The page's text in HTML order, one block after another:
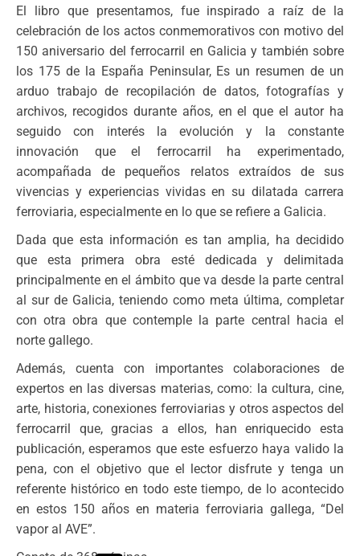
El libro que presentamos, fue inspirado a raíz de la
celebración de los actos conmemorativos con motivo del
150 aniversario del ferrocarril en Galicia y también sobre
los 175 de la España Peninsular, Es un resumen de un
arduo trabajo de recopilación de datos, fotografías y
archivos, recogidos durante años, en el que el autor ha
seguido con interés la evolución y la constante
innovación que el ferrocarril ha experimentado,
acompañada de pequeños relatos extraídos de sus
vivencias y experiencias vividas en su dilatada carrera
ferroviaria, especialmente en lo que se refiere a Galicia.
Dada que esta información es tan amplia, ha decidido
que esta primera obra esté dedicada y delimitada
principalmente en el ámbito que va desde la parte central
al sur de Galicia, teniendo como meta última, completar
con otra obra que contemple la parte central hacia el
norte gallego.
Además, cuenta con importantes colaboraciones de
expertos en las diversas materias, como: la cultura, cine,
arte, historia, conexiones ferroviarias y otros aspectos del
ferrocarril que, gracias a ellos, han enriquecido esta
publicación, esperamos que este esfuerzo haya valido la
pena, con el objetivo que el lector disfrute y tenga un
referente histórico en todo este tiempo, de lo acontecido
en estos 150 años en materia ferroviaria gallega, “Del
vapor al AVE”.